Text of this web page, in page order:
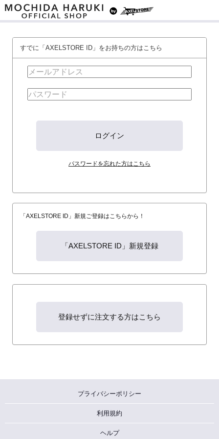
すでに「AXELSTORE ID」をお持ちの方はこちら
パスワードを忘れた方はこちら
「AXELSTORE ID」新規ご登録はこちらから！